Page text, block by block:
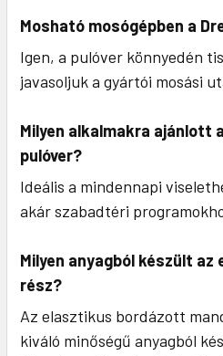
Mosható mosógépben a
Igen, a pulóver könnyedén
javasoljuk a gyártói mosási
Milyen alkalmakra ajánlott
pulóver?
Ideális a mindennapi
akár szabadtéri
Milyen anyagból készült
rész?
Az elasztikus bordázott
kiváló minőségű anyagból